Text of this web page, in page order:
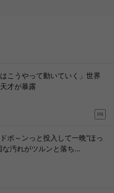
はこうやって動いていく」世界
才が暴露
PR
ボ～ンっと投入して一晩”ほっ
な汚れがツルンと落ち...